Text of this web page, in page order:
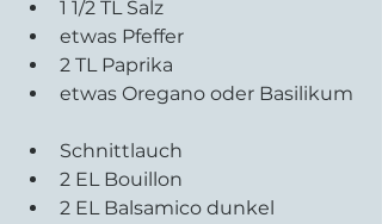
1 1/2 TL Salz
etwas Pfeffer
2 TL Paprika
etwas Oregano oder Basilikum
Schnittlauch
2 EL Bouillon
2 EL Balsamico dunkel